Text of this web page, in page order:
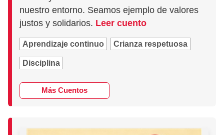
nuestro entorno. Seamos ejemplo de valores
justos y solidarios. Leer cuento
Aprendizaje continuo Crianza respetuosa
Disciplina
Más Cuentos